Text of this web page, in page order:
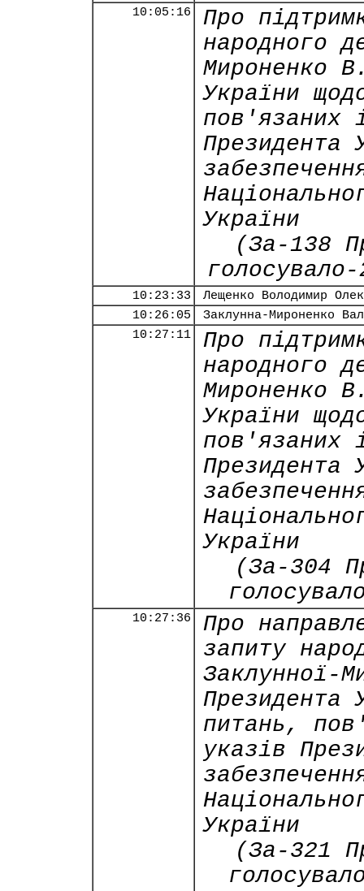
10:05:16
Про
народного
Мироненко
України
пов'язаних
Президента
України
(За-138
10:23:33
Лещенко Володимир
10:26:05
Заклунна-Мироненко
10:27:11
Про
народного
Мироненко
України
пов'язаних
Президента
України
(За-304
10:27:36
Про
запиту
Заклунної-
Президента
питань,
указів
України
(За-321